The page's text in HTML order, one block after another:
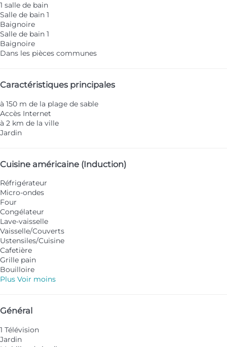
1 salle de bain
Salle de bain 1
Baignoire
Salle de bain 1
Baignoire
Dans les pièces communes
Caractéristiques principales
à 150 m de la plage de sable
Accès Internet
à 2 km de la ville
Jardin
Cuisine américaine (Induction)
Réfrigérateur
Micro-ondes
Four
Congélateur
Lave-vaisselle
Vaisselle/Couverts
Ustensiles/Cuisine
Cafetière
Grille pain
Bouilloire
Plus Voir moins
Général
1 Télévision
Jardin